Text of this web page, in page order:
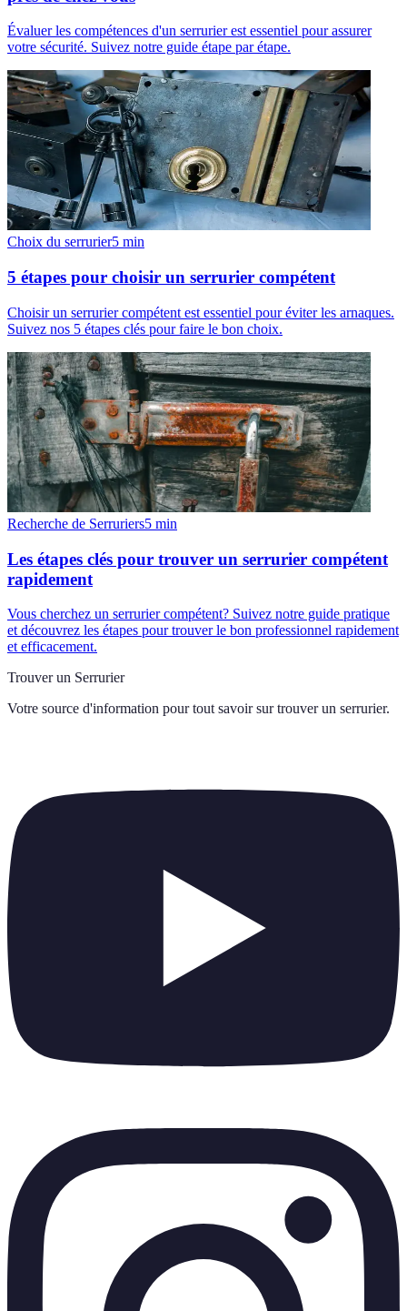
Évaluer les compétences d'un serrurier est essentiel pour assurer
votre sécurité. Suivez notre guide étape par étape.
Choix du serrurier5 min
5 étapes pour choisir un serrurier compétent
Choisir un serrurier compétent est essentiel pour éviter les arnaques.
Suivez nos 5 étapes clés pour faire le bon choix.
Recherche de Serruriers5 min
Les étapes clés pour trouver un serrurier compétent
rapidement
Vous cherchez un serrurier compétent? Suivez notre guide pratique
et découvrez les étapes pour trouver le bon professionnel rapidement
et efficacement.
Trouver un Serrurier
Votre source d'information pour tout savoir sur trouver un serrurier.